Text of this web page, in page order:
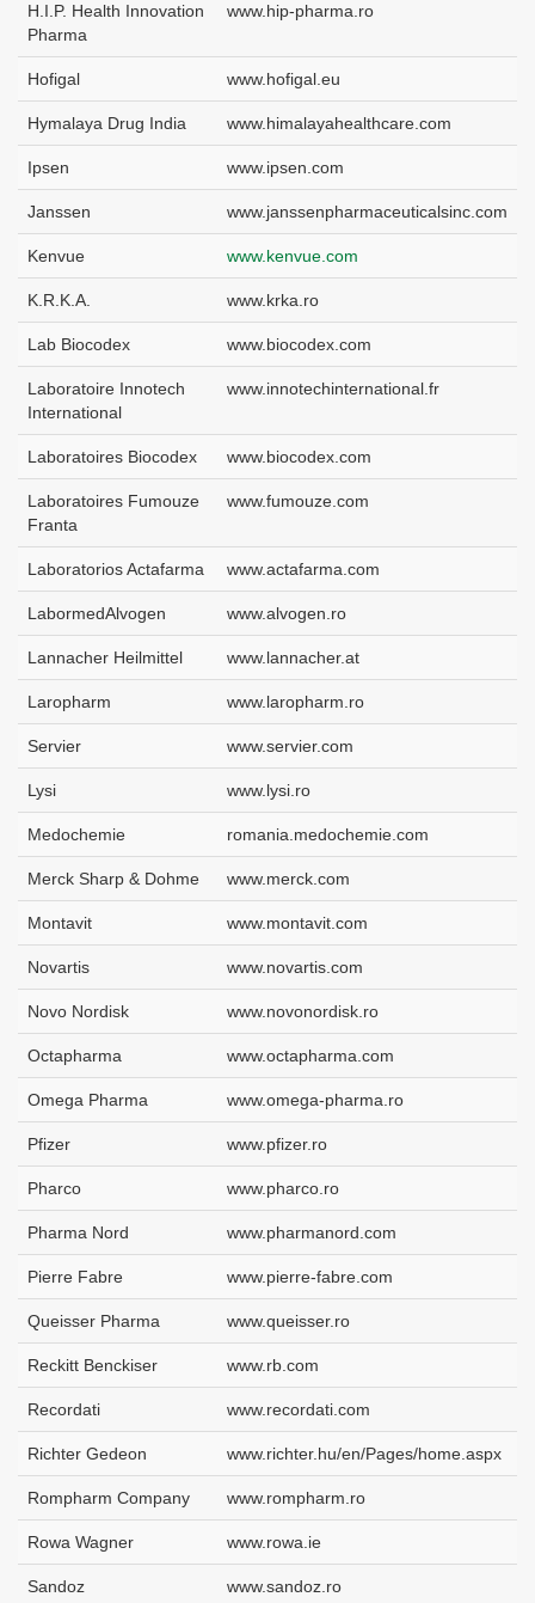
H.I.P. Health Innovation
Pharma
www.hip-pharma.ro
Hofigal www.hofigal.eu
Hymalaya Drug India www.himalayahealthcare.com
Ipsen www.ipsen.com
Janssen www.janssenpharmaceuticalsinc.com
Kenvue www.kenvue.com
K.R.K.A. www.krka.ro
Lab Biocodex www.biocodex.com
Laboratoire Innotech
International
www.innotechinternational.fr
Laboratoires Biocodex www.biocodex.com
Laboratoires Fumouze
Franta
www.fumouze.com
Laboratorios Actafarma www.actafarma.com
LabormedAlvogen www.alvogen.ro
Lannacher Heilmittel www.lannacher.at
Laropharm www.laropharm.ro
Servier www.servier.com
Lysi www.lysi.ro
Medochemie romania.medochemie.com
Merck Sharp & Dohme www.merck.com
Montavit www.montavit.com
Novartis www.novartis.com
Novo Nordisk www.novonordisk.ro
Octapharma www.octapharma.com
Omega Pharma www.omega-pharma.ro
Pfizer www.pfizer.ro
Pharco www.pharco.ro
Pharma Nord www.pharmanord.com
Pierre Fabre www.pierre-fabre.com
Queisser Pharma www.queisser.ro
Reckitt Benckiser www.rb.com
Recordati www.recordati.com
Richter Gedeon www.richter.hu/en/Pages/home.aspx
Rompharm Company www.rompharm.ro
Rowa Wagner www.rowa.ie
Sandoz www.sandoz.ro